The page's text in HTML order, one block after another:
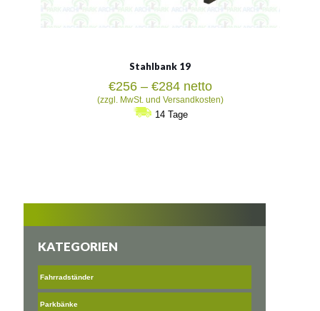
Stahlbank 19
€256 – €284Preisspanne:
€256
bis
netto
(zzgl. MwSt. und Versandkosten)
14 Tage
KATEGORIEN
Fahrradständer
Parkbänke